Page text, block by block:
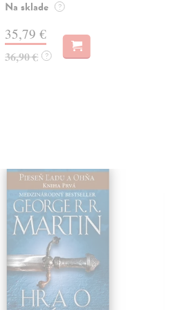
Na sklade ?
35,79 €
36,90 € ?